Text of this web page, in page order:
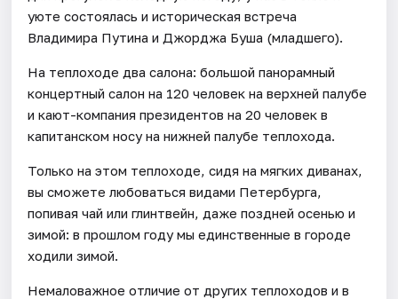
уюте состоялась и историческая встреча
Владимира Путина и Джорджа Буша (младшего).
На теплоходе два салона: большой панорамный
концертный салон на 120 человек на верхней палубе
и кают-компания президентов на 20 человек в
капитанском носу на нижней палубе теплохода.
Только на этом теплоходе, сидя на мягких диванах,
вы сможете любоваться видами Петербурга,
попивая чай или глинтвейн, даже поздней осенью и
зимой: в прошлом году мы единственные в городе
ходили зимой.
Немаловажное отличие от других теплоходов и в